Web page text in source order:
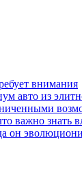
внимания
авто из
важно знать
он